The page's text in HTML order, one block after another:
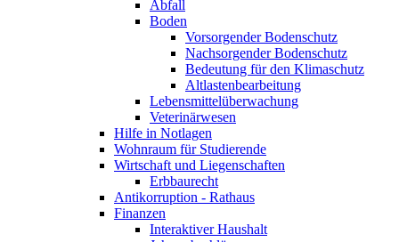
Abfall
Boden
Vorsorgender Bodenschutz
Nachsorgender Bodenschutz
Bedeutung für den Klimaschutz
Altlastenbearbeitung
Lebensmittelüberwachung
Veterinärwesen
Hilfe in Notlagen
Wohnraum für Studierende
Wirtschaft und Liegenschaften
Erbbaurecht
Antikorruption - Rathaus
Finanzen
Interaktiver Haushalt